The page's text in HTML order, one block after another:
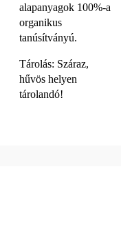
alapanyagok 100%-a
organikus
tanúsítványú.
Tárolás: Száraz,
hűvös helyen
tárolandó!